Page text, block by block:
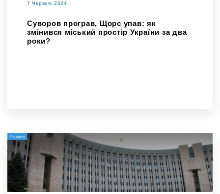
7 Червня, 2024
Суворов програв, Щорс упав: як
змінився міський простір України за два
роки?
Новини